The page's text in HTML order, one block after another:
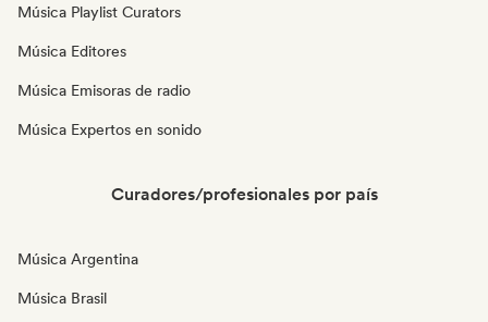
Música Playlist Curators
Música Editores
Música Emisoras de radio
Música Expertos en sonido
Curadores/profesionales por país
Música Argentina
Música Brasil